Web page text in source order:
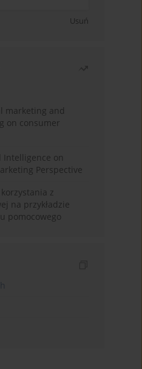
Usuń
marketing and
on consumer
Intelligence on
Perspective
z
na przykładzie
pomocowego